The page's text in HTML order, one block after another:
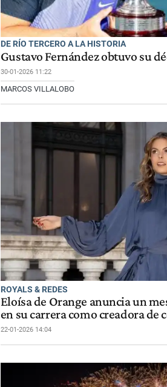
DE RÍO TERCERO A LA HISTORIA
Gustavo Fernández obtuvo su
30-01-2026 11:22
MARCOS VILLALOBO
ROYALS & REDES
Eloísa de Orange anuncia un
en su carrera como creadora de
22-01-2026 14:04